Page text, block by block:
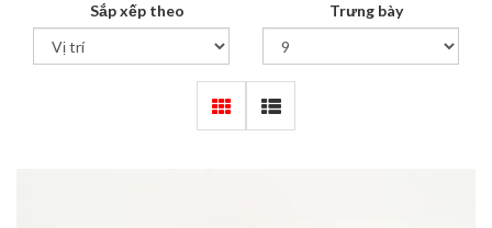
Sắp xếp theo Trưng bày